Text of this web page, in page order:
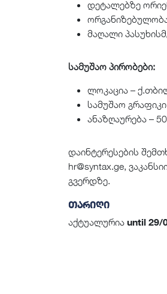
დეტალებზე
მაღალი
სამუშაო პირობები:
ლოკაცია –
სამუშაო
ანაზღაურება –
დაინტერესების
hr@syntax.ge,
გვერდზე.
თარიღი
აქტუალურია until 29/